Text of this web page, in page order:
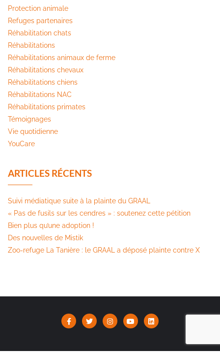
Protection animale
Refuges partenaires
Réhabilitation chats
Réhabilitations
Réhabilitations animaux de ferme
Réhabilitations chevaux
Réhabilitations chiens
Réhabilitations NAC
Réhabilitations primates
Témoignages
Vie quotidienne
YouCare
ARTICLES RÉCENTS
Suivi médiatique suite à la plainte du GRAAL
« Pas de fusils sur les cendres » : soutenez cette pétition​
Bien plus qu’une adoption !
Des nouvelles de Mistik
Zoo-refuge La Tanière : le GRAAL a déposé plainte contre X